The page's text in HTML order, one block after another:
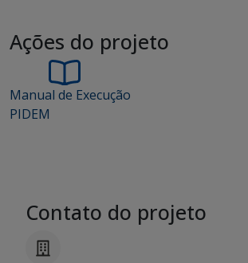
Ações do projeto
Manual de Execução
PIDEM
Contato do projeto